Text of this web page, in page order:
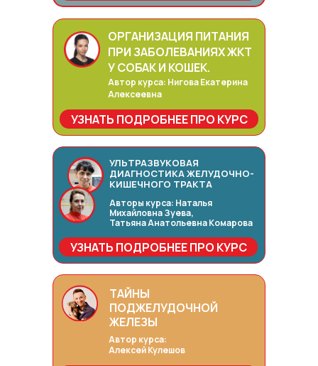
ОРГАНИЗАЦИЯ ПИТАНИЯ
ПРИ ЗАБОЛЕВАНИЯХ ЖКТ
У СОБАК И КОШЕК.
УЗНАТЬ ПОДРОБНЕЕ ПРО КУРС
Автор курса: Нигова Екатерина
Алексеевна
УЛЬТРАЗВУКОВАЯ
ДИАГНОСТИКА ЖЕЛУДОЧНО-
КИШЕЧНОГО ТРАКТА
УЗНАТЬ ПОДРОБНЕЕ ПРО КУРС
Авторы курса: Наталья
Михайловна Зуева,
Татьяна Анатольевна Комарова
ТАЙНЫ
ПОДЖЕЛУДОЧНОЙ
ЖЕЛЕЗЫ
Автор курса:
Алексей Кулешов